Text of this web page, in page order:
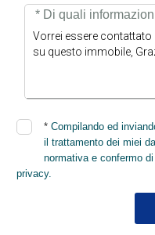
* Di quali
*Compilando ed
il trattamento dei miei
normativa e confermo
privacy.